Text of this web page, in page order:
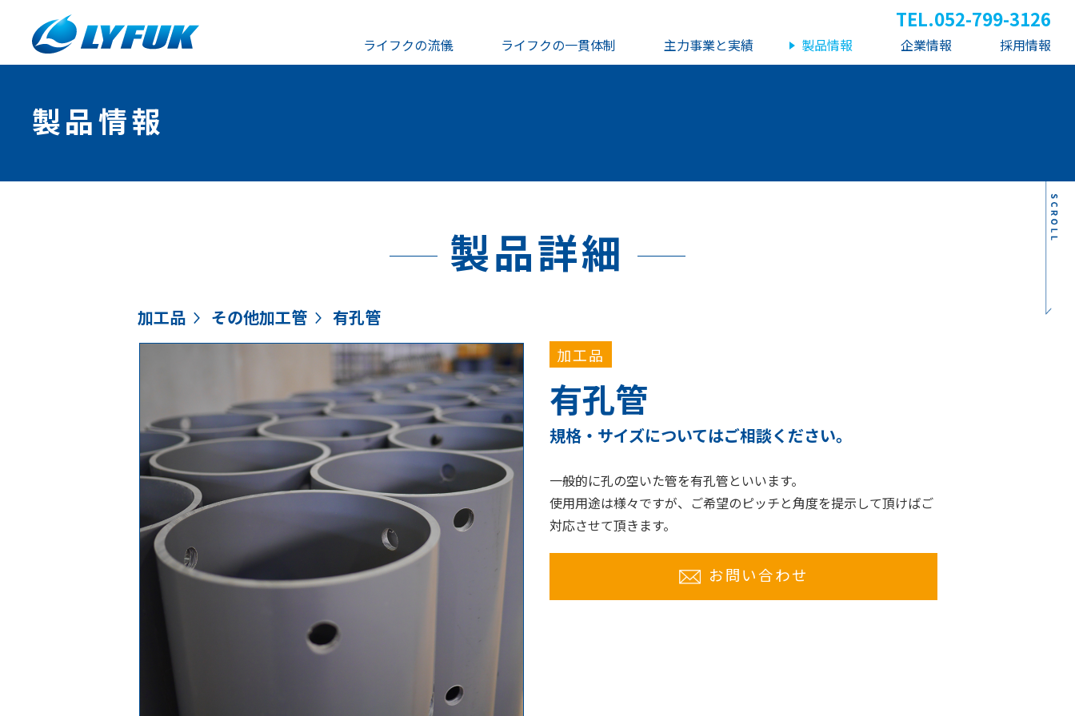
ライフクの流儀 ライフクの一貫体制 主力事業と実績 製品情報 企業情報 採用情報
TEL.052-799-3126
製品情報
製品詳細
加工品 その他加工管 有孔管
加工品
有孔管
規格・サイズについてはご相談ください。
一般的に孔の空いた管を有孔管といいます。
使用用途は様々ですが、ご希望のピッチと角度を提示して頂けばご
対応させて頂きます。
お問い合わせ